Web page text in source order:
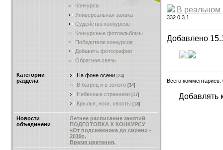
Конкурсы
Универсальная заявка
Судейство конкурсов
Конкурсные фотоальбомы
Победители конкурсов
Добавить фотографии
Обратная связь
Категории
раздела
На фоне осени [24]
В багрец и в золото [34]
Небесные странники [17]
Крылья, ноги, хвосты [18]
Новости
объединени
Летнее расписание занятий
ПОДГОТОВКА К КОНКУРСУ
«От подснежника до сирени -
2019».
Время цветения.
В
332 0 3.1
Добавлено
Всего комментариев:
Добавлять